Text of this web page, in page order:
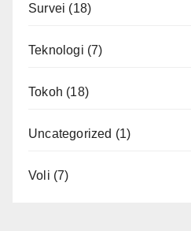
Survei (18)
Teknologi (7)
Tokoh (18)
Uncategorized (1)
Voli (7)